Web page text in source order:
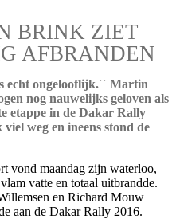
BRINK ZIET
AFBRANDEN
ongelooflijk.´´ Martin
nog nauwelijks geloven als
etappe in de Dakar Rally
weg en ineens stond de
vond maandag zijn waterloo,
vatte en totaal uitbrandde.
en Richard Mouw
aan de Dakar Rally 2016.